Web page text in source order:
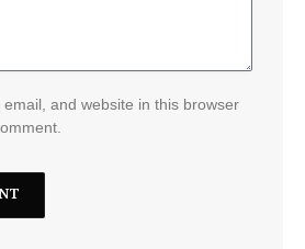
and website in this browser